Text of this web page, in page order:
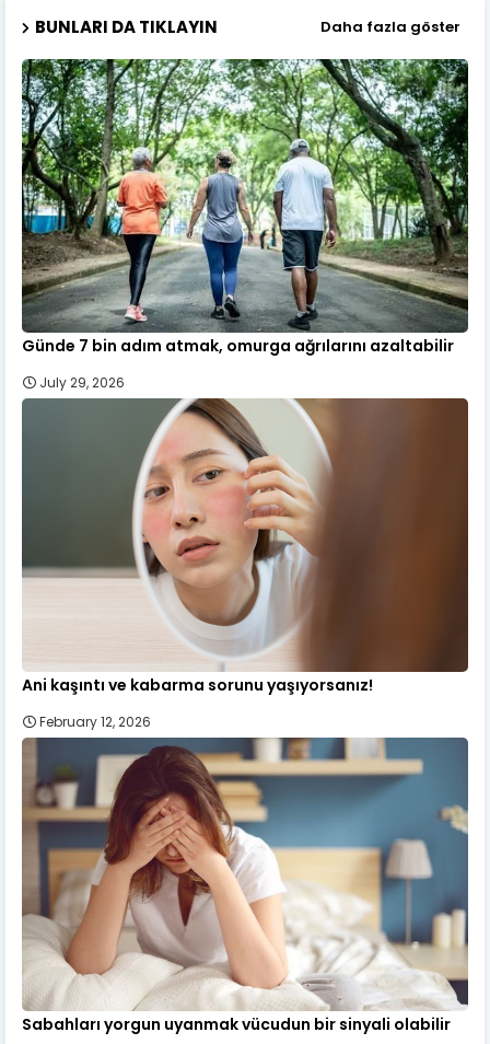
BUNLARI DA TIKLAYIN Daha fazla göster
Günde 7 bin adım atmak, omurga ağrılarını azaltabilir
July 29, 2026
Ani kaşıntı ve kabarma sorunu yaşıyorsanız!
February 12, 2026
Sabahları yorgun uyanmak vücudun bir sinyali olabilir